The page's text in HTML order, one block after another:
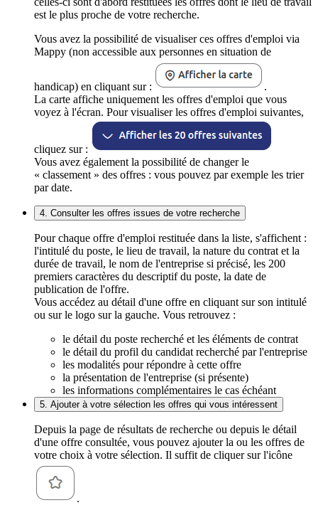
est le plus proche de votre recherche.
Vous avez la possibilité de visualiser ces offres d'emploi via
Mappy (non accessible aux personnes en situation de
handicap) en cliquant sur :
.
La carte affiche uniquement les offres d'emploi que vous
voyez à l'écran. Pour visualiser les offres d'emploi suivantes,
cliquez sur :
Vous avez également la possibilité de changer le
« classement » des offres : vous pouvez par exemple les trier
par date.
4. Consulter les offres issues de votre recherche
Pour chaque offre d'emploi restituée dans la liste, s'affichent :
l'intitulé du poste, le lieu de travail, la nature du contrat et la
durée de travail, le nom de l'entreprise si précisé, les 200
premiers caractères du descriptif du poste, la date de
publication de l'offre.
Vous accédez au détail d'une offre en cliquant sur son intitulé
ou sur le logo sur la gauche. Vous retrouvez :
le détail du poste recherché et les éléments de contrat
le détail du profil du candidat recherché par l'entreprise
les modalités pour répondre à cette offre
la présentation de l'entreprise (si présente)
les informations complémentaires le cas échéant
5. Ajouter à votre sélection les offres qui vous intéressent
Depuis la page de résultats de recherche ou depuis le détail
d'une offre consultée, vous pouvez ajouter la ou les offres de
votre choix à votre sélection. Il suffit de cliquer sur l'icône
.